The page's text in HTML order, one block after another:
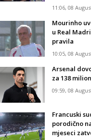
11:06, 08
Mourinho
u Real
pravila
10:05, 08
Arsenal
za 138
09:59, 08
Francuski
porodično
mjeseci